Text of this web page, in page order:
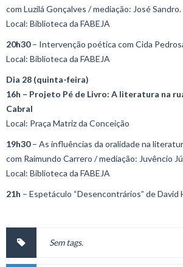
com Luzilá Gonçalves / mediação: José Sandro.
Local: Biblioteca da FABEJA
20h30– Intervenção poética com Cida
Local: Biblioteca da FABEJA
Dia 28 (quinta-feira)
16h – Projeto Pé de Livro: A literatura na
Cabral
Local: Praça Matriz da Conceição
19h30– As influências da oralidade na
com Raimundo Carrero / mediação: Juvêncio
Local: Biblioteca da FABEJA
21h – Espetáculo “Desencontrários” de David
Sem tags.